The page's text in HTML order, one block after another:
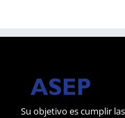
Su objetivo es cumplir